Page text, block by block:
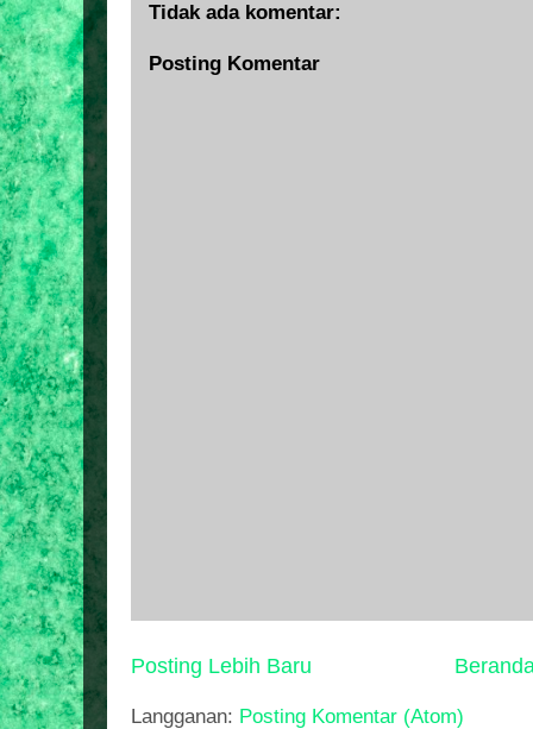
Tidak ada komentar:
Posting Komentar
Posting Lebih Baru
Langganan: Posting Komentar (Atom)